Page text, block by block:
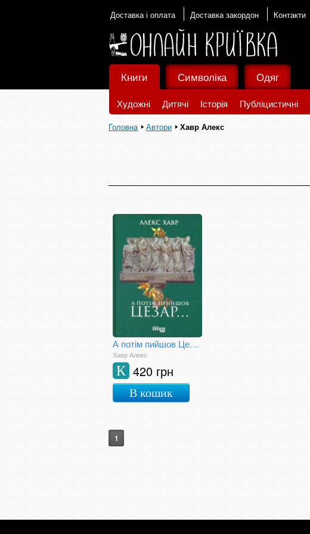
Доставка і оплата Доставка закордон Контакти
Книги
Художні Дитячі Історія Публіцистичні
Символіка Одяг
Головна Автори Хавр Алекс
А потім пийшов Цезар...
Хавр Алекс
420 грн
К
В кошик
1